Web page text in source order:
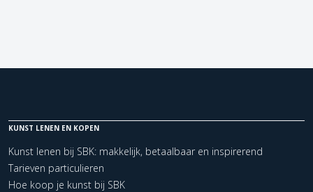
KUNST LENEN EN KOPEN
Kunst lenen bij SBK: makkelijk, betaalbaar en inspirerend
Tarieven particulieren
Hoe koop je kunst bij SBK